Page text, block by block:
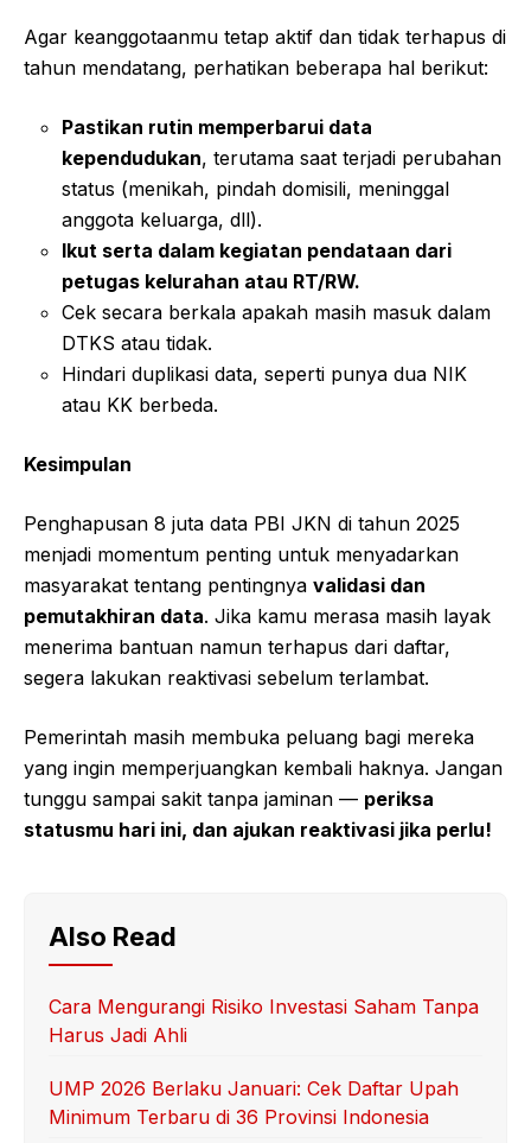
Agar keanggotaanmu tetap aktif dan tidak terhapus di
tahun mendatang, perhatikan beberapa hal berikut:
Pastikan rutin memperbarui data
kependudukan, terutama saat terjadi perubahan
status (menikah, pindah domisili, meninggal
anggota keluarga, dll).
Ikut serta dalam kegiatan pendataan dari
petugas kelurahan atau RT/RW.
Cek secara berkala apakah masih masuk dalam
DTKS atau tidak.
Hindari duplikasi data, seperti punya dua NIK
atau KK berbeda.
Kesimpulan
Penghapusan 8 juta data PBI JKN di tahun 2025
menjadi momentum penting untuk menyadarkan
masyarakat tentang pentingnya validasi dan
pemutakhiran data. Jika kamu merasa masih layak
menerima bantuan namun terhapus dari daftar,
segera lakukan reaktivasi sebelum terlambat.
Pemerintah masih membuka peluang bagi mereka
yang ingin memperjuangkan kembali haknya. Jangan
tunggu sampai sakit tanpa jaminan — periksa
statusmu hari ini, dan ajukan reaktivasi jika perlu!
Also Read
Cara Mengurangi Risiko Investasi Saham Tanpa
Harus Jadi Ahli
UMP 2026 Berlaku Januari: Cek Daftar Upah
Minimum Terbaru di 36 Provinsi Indonesia